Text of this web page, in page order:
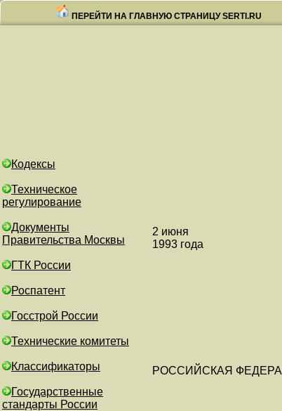
ПЕРЕЙТИ НА ГЛАВНУЮ СТРАНИЦУ SERTI.RU
Кодексы
Техническое
регулирование
Документы
Правительства Москвы
ГТК России
Роспатент
Госстрой России
Технические комитеты
Классификаторы
Государственные
стандарты России
2 июня
1993 года
РОССИЙСКАЯ